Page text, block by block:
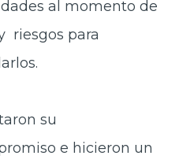
al momento de
riesgos para
su
e hicieron un